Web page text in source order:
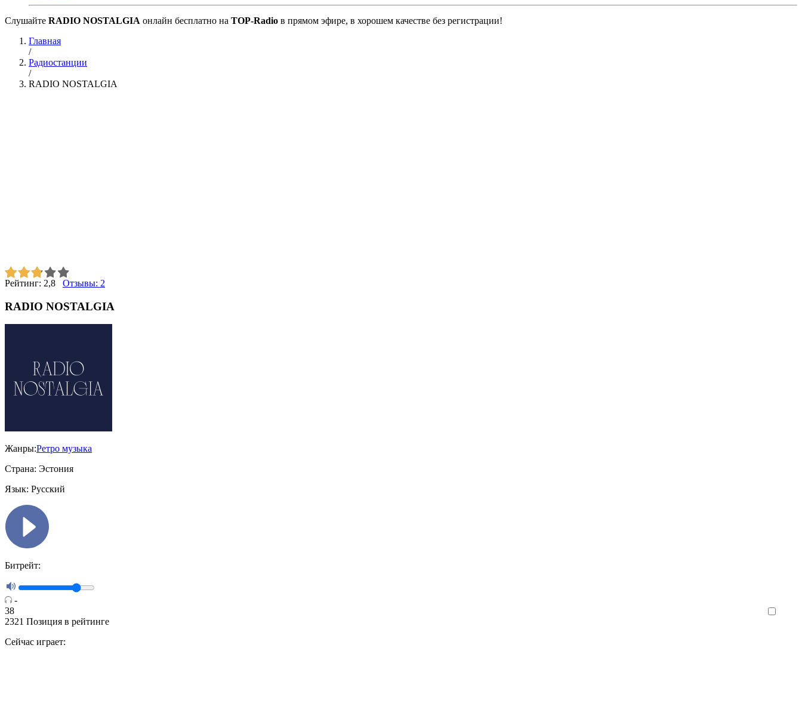
Cлушайте RADIO NOSTALGIA онлайн бесплатно на TOP-Radio в прямом эфире, в хорошем качестве без регистрации!
Главная
/
Радиостанции
/
RADIO NOSTALGIA
Рейтинг: 2,8 Отзывы: 2
RADIO NOSTALGIA
Жанры:Ретро музыка
Страна: Эстония
Язык: Русский
Битрейт:
-
38
2321 Позиция в рейтинге
Сейчас играет: